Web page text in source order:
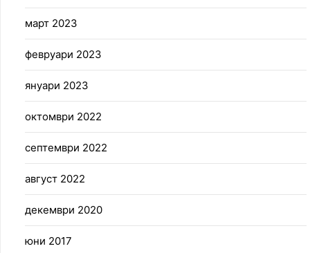
март 2023
февруари 2023
януари 2023
октомври 2022
септември 2022
август 2022
декември 2020
юни 2017